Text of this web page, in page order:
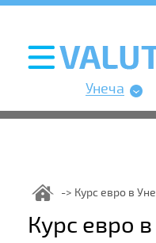
Унеча
Курс евро в
Курс евро